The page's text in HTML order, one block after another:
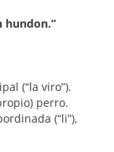
hundon.”
(“la viro”).
perro.
(“li”),